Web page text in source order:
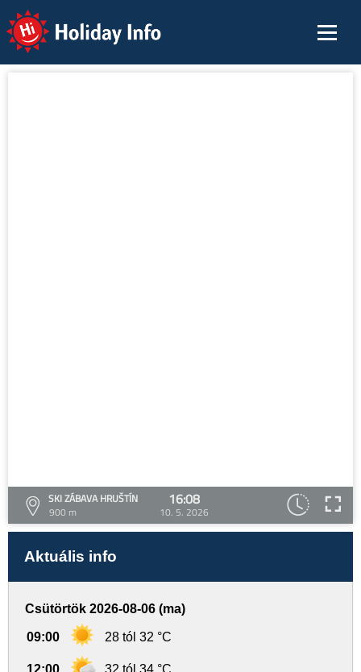
Holiday Info
SKI ZÁBAVA HRUŠTÍN
900 m
16:08
10. 5. 2026
Aktuális info
Csütörtök 2026-08-06 (ma)
09:00 28 tól 32 °C
12:00 32 tól 34 °C